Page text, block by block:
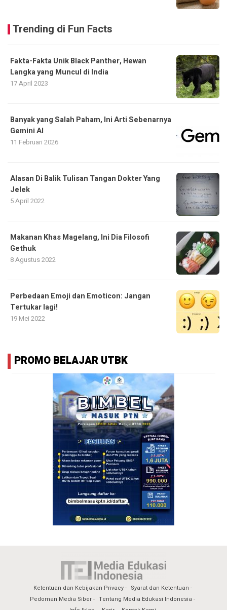
Trending di Fun Facts
Fakta-Fakta Unik Black Panther, Hewan
Langka yang Muncul di India
17 April 2023
Banyak yang Salah Paham, Ini Arti Sebenarnya
Gemini AI
11 Februari 2026
Alasan Di Balik Tulisan Tangan Dokter Yang
Jelek
5 April 2022
Makanan Khas Magelang, Ini Dia Filosofi
Gethuk
8 Agustus 2022
Perbedaan Emoji dan Emoticon: Jangan
Tertukar lagi!
19 Mei 2022
PROMO BELAJAR UTBK
Ketentuan dan Kebijakan Privacy
Syarat dan Ketentuan
Pedoman Media Siber
Tentang Media Edukasi Indonesia